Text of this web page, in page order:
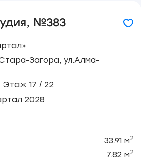
№383
Загора, ул.Алма-
Этаж 17 / 22
2028
33.91 м2
7.82 м2